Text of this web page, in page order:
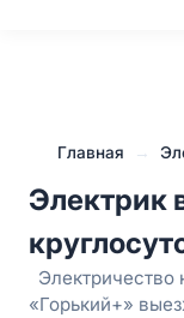
Главная →
Электрик
Электричество
«Горький+»